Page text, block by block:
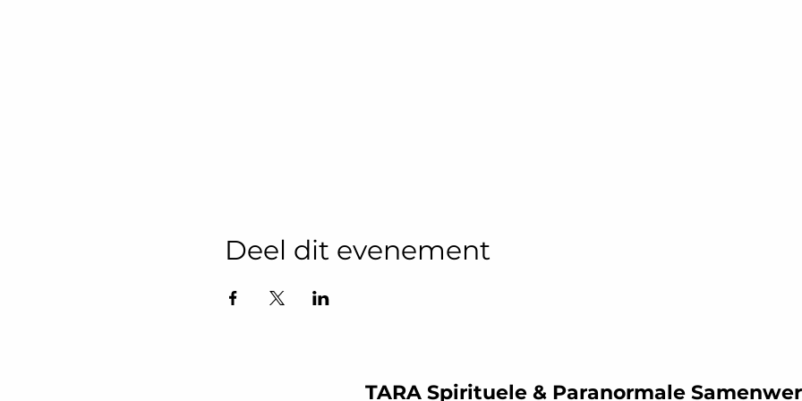
Deel dit evenement
TARA Spirituele & Paranormale